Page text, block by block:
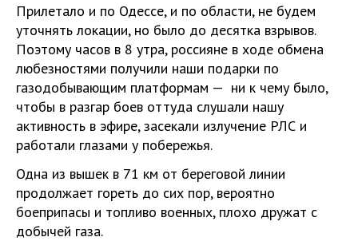
Прилетало и по Одессе, и по области, не будем
уточнять локации, но было до десятка взрывов.
Поэтому часов в 8 утра, россияне в ходе обмена
любезностями получили наши подарки по
газодобывающим платформам — ни к чему было,
чтобы в разгар боев оттуда слушали нашу
активность в эфире, засекали излучение РЛС и
работали глазами у побережья.
Одна из вышек в 71 км от береговой линии
продолжает гореть до сих пор, вероятно
боеприпасы и топливо военных, плохо дружат с
добычей газа.